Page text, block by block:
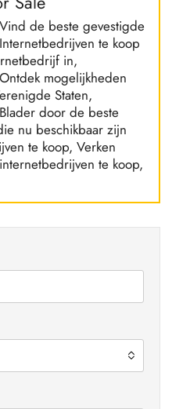
de beste gevestigde
te koop
in,
mogelijkheden
Staten,
door de beste
nu beschikbaar zijn
te koop, Verken
te koop,